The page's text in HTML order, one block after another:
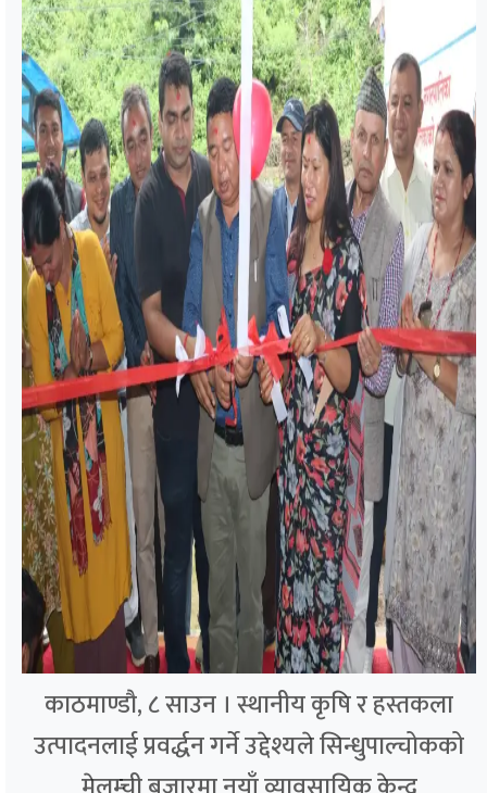
काठमाण्डौ, ८ साउन । स्थानीय कृषि र हस्तकला
उत्पादनलाई प्रवर्द्धन गर्ने उद्देश्यले सिन्धुपाल्चोकको